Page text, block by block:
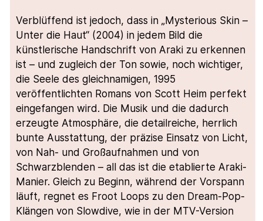
Verblüffend ist jedoch, dass in „Mysterious Skin –
Unter die Haut“ (2004) in jedem Bild die
künstlerische Handschrift von Araki zu erkennen
ist – und zugleich der Ton sowie, noch wichtiger,
die Seele des gleichnamigen, 1995
veröffentlichten Romans von Scott Heim perfekt
eingefangen wird. Die Musik und die dadurch
erzeugte Atmosphäre, die detailreiche, herrlich
bunte Ausstattung, der präzise Einsatz von Licht,
von Nah- und Großaufnahmen und von
Schwarzblenden – all das ist die etablierte Araki-
Manier. Gleich zu Beginn, während der Vorspann
läuft, regnet es Froot Loops zu den Dream-Pop-
Klängen von Slowdive, wie in der MTV-Version